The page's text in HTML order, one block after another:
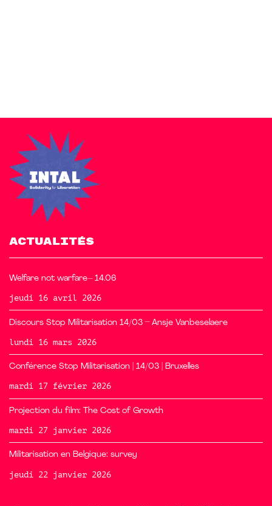
ACTUALITÉS
Welfare not warfare– 14.06
jeudi 16 avril 2026
Discours Stop Militarisation 14/03 – Ansje Vanbeselaere
lundi 16 mars 2026
Conférence Stop Militarisation | 14/03 | Bruxelles
mardi 17 février 2026
Projection du film: The Cost of Growth
mardi 27 janvier 2026
Militarisation en Belgique: survey
jeudi 22 janvier 2026